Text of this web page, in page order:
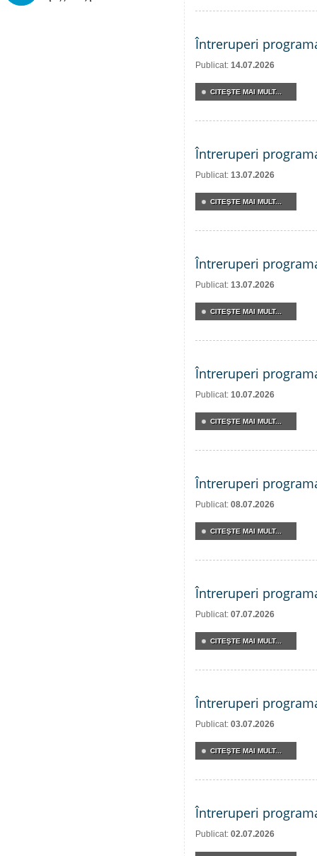
Întreruperi
Publicat: 14.07.2026
CITEŞTE MAI MULT...
Întreruperi
Publicat: 13.07.2026
CITEŞTE MAI MULT...
Întreruperi
Publicat: 13.07.2026
CITEŞTE MAI MULT...
Întreruperi
Publicat: 10.07.2026
CITEŞTE MAI MULT...
Întreruperi
Publicat: 08.07.2026
CITEŞTE MAI MULT...
Întreruperi
Publicat: 07.07.2026
CITEŞTE MAI MULT...
Întreruperi
Publicat: 03.07.2026
CITEŞTE MAI MULT...
Întreruperi
Publicat: 02.07.2026